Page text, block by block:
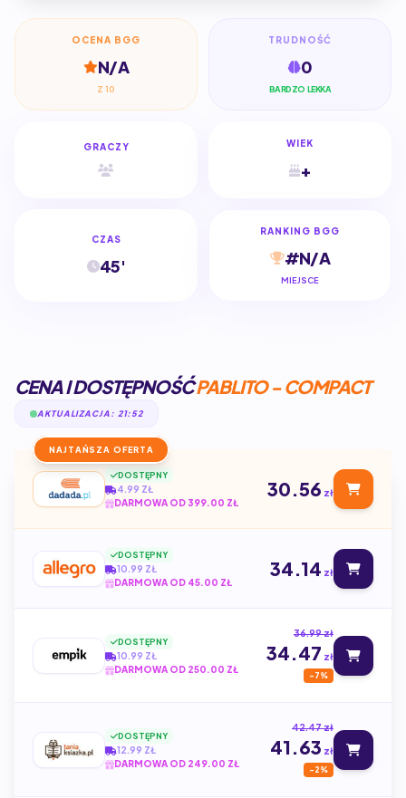
OCENA BGG
N/A
Z 10
TRUDNOŚĆ
0
BARDZO LEKKA
GRACZY WIEK
+
CZAS
45'
RANKING BGG
#N/A
MIEJSCE
CENA I DOSTĘPNOŚĆPABLITO - COMPACT
AKTUALIZACJA: 21:52
NAJTAŃSZA OFERTA
DOSTĘPNY
4.99 ZŁ
DARMOWA OD 399.00 ZŁ
30.56 zł
DOSTĘPNY
10.99 ZŁ
DARMOWA OD 45.00 ZŁ
34.14 zł
DOSTĘPNY
10.99 ZŁ
DARMOWA OD 250.00 ZŁ
36.99 zł
34.47 zł
-7%
DOSTĘPNY
12.99 ZŁ
DARMOWA OD 249.00 ZŁ
42.47 zł
41.63 zł
-2%